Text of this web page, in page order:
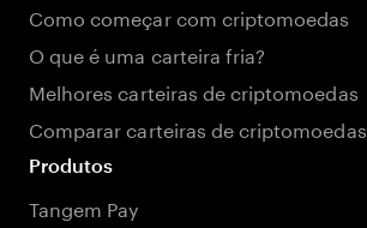
Como começar com criptomoedas
O que é uma carteira fria?
Melhores carteiras de criptomoedas
Comparar carteiras de criptomoedas
Produtos
Tangem Pay